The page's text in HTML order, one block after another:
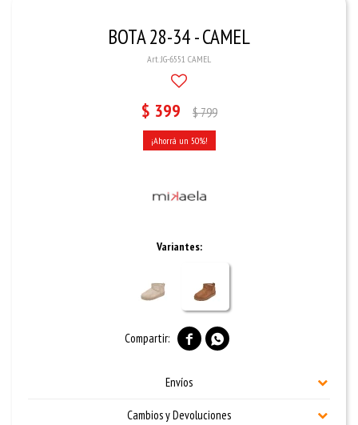
BOTA 28-34 - CAMEL
JG-6551 CAMEL
$ 399 $799
50
Variantes:
 
Envíos
Cambios y Devoluciones